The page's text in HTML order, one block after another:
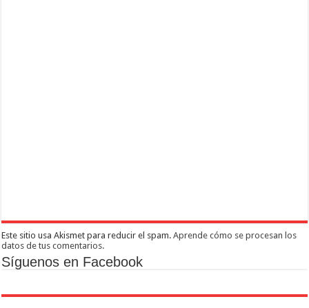
Este sitio usa Akismet para reducir el spam.Aprende cómo se procesan los
datos de tus comentarios.
Síguenos en Facebook